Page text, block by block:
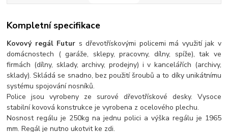
Kompletní specifikace
Kovový regál Futur s dřevotřískovými policemi má využití jak v
domácnostech ( garáže, sklepy, pracovny, dílny, spíže), tak ve
firmách (dílny, sklady, archivy, prodejny) i v kancelářích (archivy,
sklady). Skládá se snadno, bez použití šroubů a to díky unikátnímu
systému spojování nosníků.
Police jsou vyrobeny ze surové dřevotřískové desky. Vysoce
stabilní kovová konstrukce je vyrobena z ocelového plechu.
Nosnost regálu je 250kg na jednu polici a výška regálu je 1965
mm. Regál je nutno ukotvit ke zdi.